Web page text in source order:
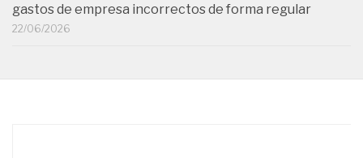
gastos de empresa incorrectos de forma regular
22/06/2026